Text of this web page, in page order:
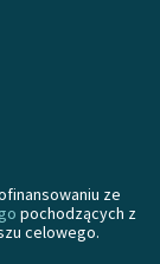
ze
pochodzących z
celowego.